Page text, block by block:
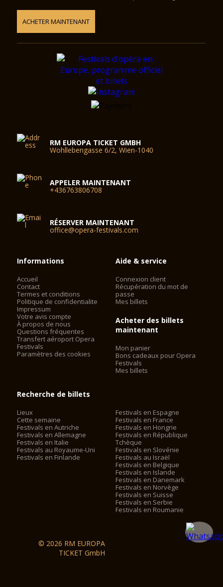
ACHETER MAINTENANT
RM EUROPA TICKET GMBH
Wohllebengasse 6/2, Wien-1040
APPELER MAINTENANT
+436763806708
RÉSERVER MAINTENANT
office@opera-festivals.com
Informations
Accueil
Contact
Termes et conditions
Politique de confidentialite
Impressum
Votre avis compte
À propos de nous
Questions fréquentes
Transfert aéroport Opera
Festivals
Paramètres des cookies
Aide & service
Connexion client
Récupération du mot de
passe
Mes billets
Acheter des billets
maintenant
Mon panier
Bons cadeaux pour Opera
Festivals
Mes billets
Recherche de billets
Lieux
Cette semaine
Festivals en Autriche
Festivals en Allemagne
Festivals en Italie
Festivals au Royaume-Uni
Festivals en Finlande
Festivals en Espagne
Festivals en France
Festivals en Hongrie
Festivals en République
Tchèque
Festivals en Slovénie
Festivals au Israël
Festivals en Belgique
Festivals en Islande
Festivals en Danemark
Festivals en Norvège
Festivals en Suisse
Festivals en Serbie
Festivals en Roumanie
© 2026 RM EUROPA
TICKET GmbH